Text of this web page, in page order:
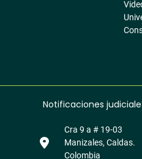
Notificaciones
Cra 9 a # 19-03
Manizales, Caldas.
Colombia